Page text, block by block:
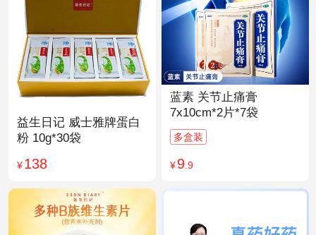
蓝素 关节止痛膏
7x10cm*2片*7袋
多盒装
¥9.9
益生日记 威士雅牌蛋白
粉 10g*30袋
¥138